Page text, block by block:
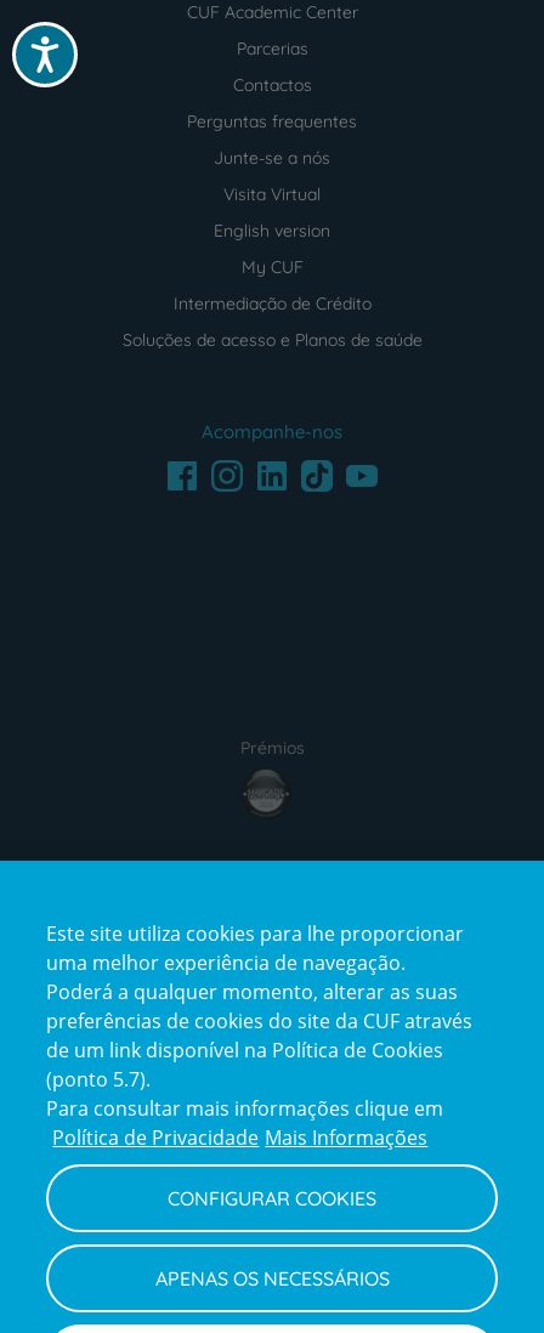
Acessibilidade
CUF Academic Center
Parcerias
Contactos
Perguntas frequentes
Junte-se a nós
Visita Virtual
English version
My CUF
Intermediação de Crédito
Soluções de acesso e Planos de saúde
Acompanhe-nos
FacebookInstagramLinkedInTikTokYoutube
Prémios
Reclamações
e
elogios
Policy
Política de Privacidade e Cookies
Termos e Condições
Declaração de Acessibilidade
Canal de Denúncias
Informações legais
Este site utiliza cookies para lhe proporcionar
uma melhor experiência de navegação.
Poderá a qualquer momento, alterar as suas
preferências de cookies do site da CUF através
de um link disponível na Política de Cookies
(ponto 5.7).
Para consultar mais informações clique em
Política de Privacidade Mais Informações
CONFIGURAR COOKIES
APENAS OS NECESSÁRIOS